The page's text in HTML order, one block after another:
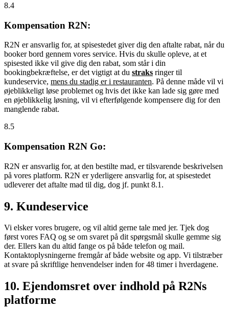
8.4
Kompensation R2N:
R2N er ansvarlig for, at spisestedet giver dig den aftalte rabat, når du
booker bord gennem vores service. Hvis du skulle opleve, at et
spisested ikke vil give dig den rabat, som står i din
bookingbekræftelse, er det vigtigt at du straks ringer til
kundeservice, mens du stadig er i restauranten. På denne måde vil vi
øjeblikkeligt løse problemet og hvis det ikke kan lade sig gøre med
en øjeblikkelig løsning, vil vi efterfølgende kompensere dig for den
manglende rabat.
8.5
Kompensation R2N Go:
R2N er ansvarlig for, at den bestilte mad, er tilsvarende beskrivelsen
på vores platform. R2N er yderligere ansvarlig for, at spisestedet
udleverer det aftalte mad til dig, dog jf. punkt 8.1.
9. Kundeservice
Vi elsker vores brugere, og vil altid gerne tale med jer. Tjek dog
først vores FAQ og se om svaret på dit spørgsmål skulle gemme sig
der. Ellers kan du altid fange os på både telefon og mail.
Kontaktoplysningerne fremgår af både website og app. Vi tilstræber
at svare på skriftlige henvendelser inden for 48 timer i hverdagene.
10. Ejendomsret over indhold på R2Ns
platforme